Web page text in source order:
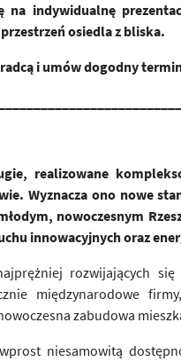
na indywidualnę
osiedla z bliska.
i umów dogodny
realizowane
Wyznacza ono nowe
nowoczesnym
innowacyjnych oraz
rozwijających
międzynarodowe
zabudowa
niesamowitą